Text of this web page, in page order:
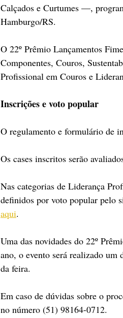
Calçados e Curtumes —,
Hamburgo/RS.
O 22º Prêmio Lançamentos
Componentes, Couros,
Profissional em Couros e
Inscrições e voto popular
O regulamento e formulário de
Os cases inscritos serão
Nas categorias de Liderança
definidos por voto popular pelo
aqui.
Uma das novidades do 22º
ano, o evento será realizado um
da feira.
Em caso de dúvidas sobre o
no número (51) 98164-0712.